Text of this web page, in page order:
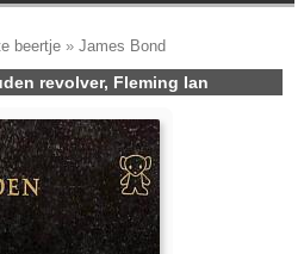
beertje » James Bond
revolver, Fleming Ian